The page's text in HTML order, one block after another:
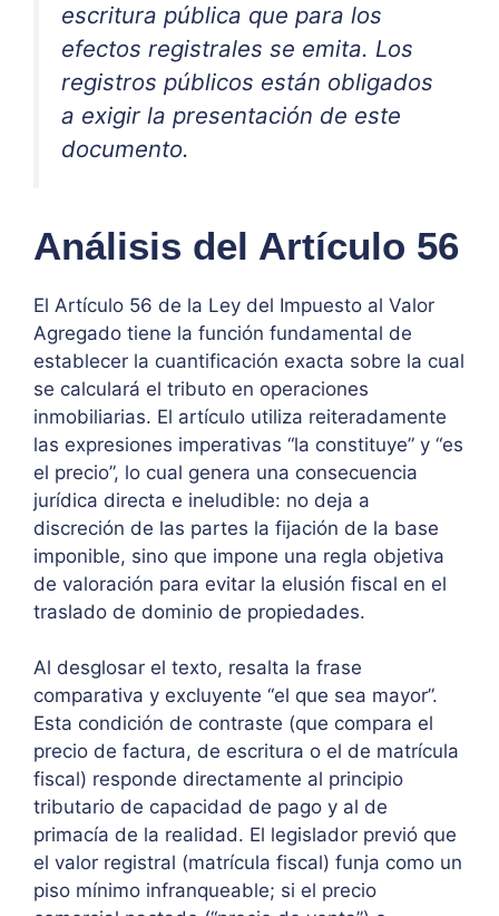
escritura pública que para los
efectos registrales se emita. Los
registros públicos están obligados
a exigir la presentación de este
documento.
Análisis del Artículo 56
El Artículo 56 de la Ley del Impuesto al Valor
Agregado tiene la función fundamental de
establecer la cuantificación exacta sobre la cual
se calculará el tributo en operaciones
inmobiliarias. El artículo utiliza reiteradamente
las expresiones imperativas “la constituye” y “es
el precio”, lo cual genera una consecuencia
jurídica directa e ineludible: no deja a
discreción de las partes la fijación de la base
imponible, sino que impone una regla objetiva
de valoración para evitar la elusión fiscal en el
traslado de dominio de propiedades.
Al desglosar el texto, resalta la frase
comparativa y excluyente “el que sea mayor”.
Esta condición de contraste (que compara el
precio de factura, de escritura o el de matrícula
fiscal) responde directamente al principio
tributario de capacidad de pago y al de
primacía de la realidad. El legislador previó que
el valor registral (matrícula fiscal) funja como un
piso mínimo infranqueable; si el precio